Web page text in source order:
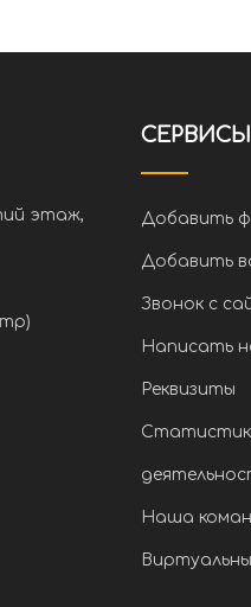
этаж,
СЕРВИСЫ
Добавить
Добавить
Звонок с
Написать
Реквизиты
Наша